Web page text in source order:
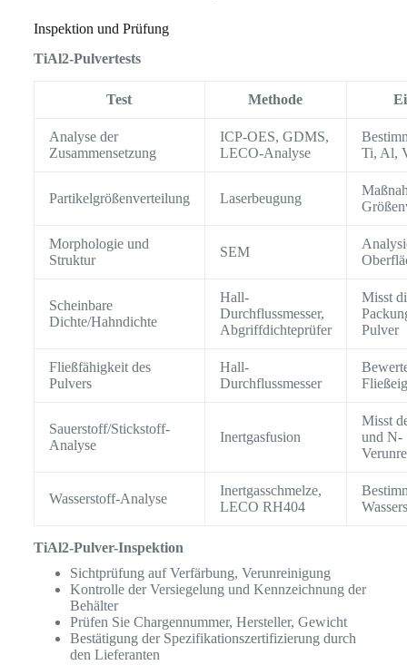
Inspektion und Prüfung
TiAl2-Pulvertests
Test Methode
Analyse der
Zusammensetzung
ICP-OES, GDMS,
LECO-Analyse
Ti, Al,
Partikelgrößenverteilung Laserbeugung
Morphologie und
Struktur
SEM
Scheinbare
Dichte/Hahndichte
Hall-
Durchflussmesser,
Abgriffdichteprüfer
Misst
Pulver
Fließfähigkeit des
Pulvers
Hall-
Durchflussmesser
Sauerstoff/Stickstoff-
Analyse
Inertgasfusion
Misst
und N-
Wasserstoff-Analyse
Inertgasschmelze,
LECO RH404
TiAl2-Pulver-Inspektion
Sichtprüfung auf Verfärbung, Verunreinigung
Kontrolle der Versiegelung und Kennzeichnung der
Behälter
Prüfen Sie Chargennummer, Hersteller, Gewicht
Bestätigung der Spezifikationszertifizierung durch
den Lieferanten